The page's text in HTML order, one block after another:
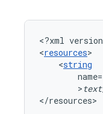
<?xml
<resources
<string
>
</resources>